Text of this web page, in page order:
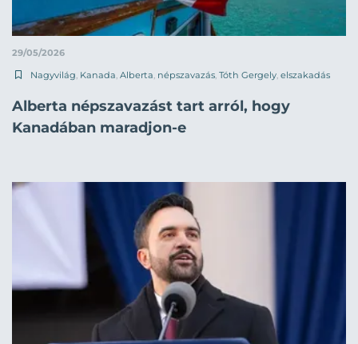
29/05/2026
Nagyvilág, Kanada, Alberta, népszavazás, Tóth Gergely, elszakadás
Alberta népszavazást tart arról, hogy
Kanadában maradjon-e